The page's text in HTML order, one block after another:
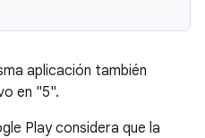
aplicación también
en "5".
Play considera que la